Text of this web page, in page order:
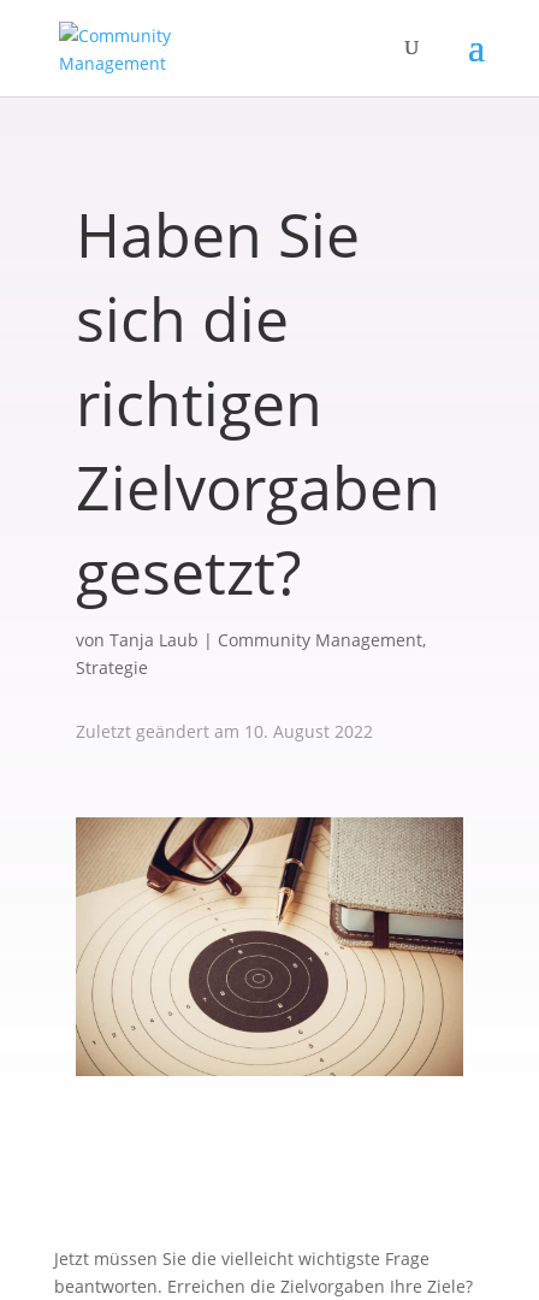
Haben Sie
sich die
richtigen
Zielvorgaben
gesetzt?
von Tanja Laub | Community Management,
Strategie
Zuletzt geändert am 10. August 2022
Jetzt müssen Sie die vielleicht wichtigste Frage
beantworten. Erreichen die Zielvorgaben Ihre Ziele?